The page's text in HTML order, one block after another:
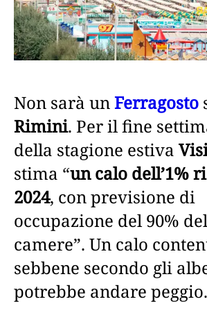
Non sarà unFerragosto
Rimini. Per il fine
della stagione estiva
stima “un calo dell’1%
2024, con previsione di
occupazione del 90%
camere”. Un calo
sebbene secondo gli
potrebbe andare peggio.